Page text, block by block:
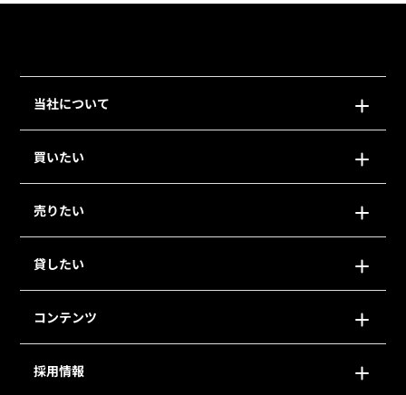
当社について
買いたい
売りたい
貸したい
コンテンツ
採用情報